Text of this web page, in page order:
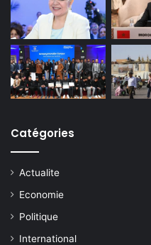
Catégories
Actualite
Economie
Politique
International